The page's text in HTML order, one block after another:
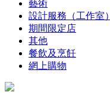
藝術
設計服務（工作室）
期間限定店
其他
餐飲及烹飪
網上購物